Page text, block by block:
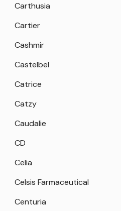
Carthusia
Cartier
Cashmir
Castelbel
Catrice
Catzy
Caudalie
CD
Celia
Celsis Farmaceutical
Centuria